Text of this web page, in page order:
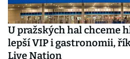
U pražských hal chceme
lepší VIP i gastronomii,
Live Nation